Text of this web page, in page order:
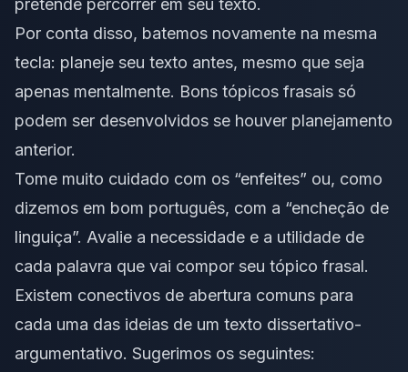
pretende percorrer em seu texto.
Por conta disso, batemos novamente na mesma
tecla: planeje seu texto antes, mesmo que seja
apenas mentalmente. Bons tópicos frasais só
podem ser desenvolvidos se houver planejamento
anterior.
Tome muito cuidado com os “enfeites” ou, como
dizemos em bom português, com a “encheção de
linguiça”. Avalie a necessidade e a utilidade de
cada palavra que vai compor seu tópico frasal.
Existem conectivos de abertura comuns para
cada uma das ideias de um texto dissertativo-
argumentativo. Sugerimos os seguintes: